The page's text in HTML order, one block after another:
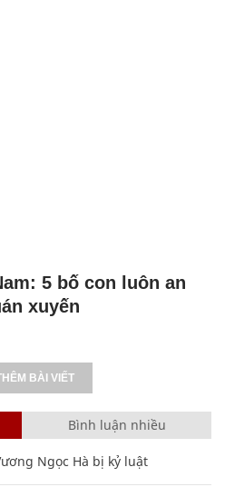
5 bố con luôn an
xuyến
BÀI VIẾT
Bình luận nhiều
Ngọc Hà bị kỷ luật